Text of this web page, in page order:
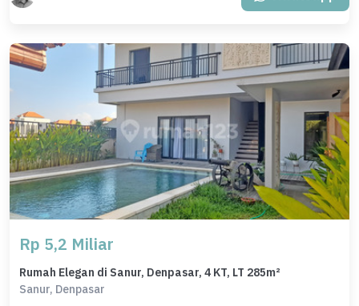
Rp 5,2 Miliar
Rumah Elegan di Sanur, Denpasar, 4 KT, LT 285m²
Sanur, Denpasar